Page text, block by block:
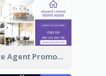
Estate Agent Promote Twitter Post Design Idea